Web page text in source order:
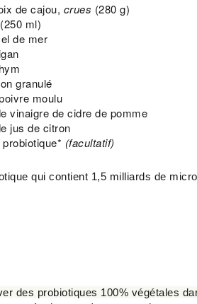
de cajou, crues (280 g)
ml)
de mer
granulé
moulu
vinaigre de cidre de pomme
jus de citron
(facultatif)
qui contient 1,5 milliards de
des probiotiques 100% végétales